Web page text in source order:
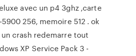
avec un p4 3ghz ,carte
256, memoire 512 . ok
crash redemarre tout
XP Service Pack 3 -